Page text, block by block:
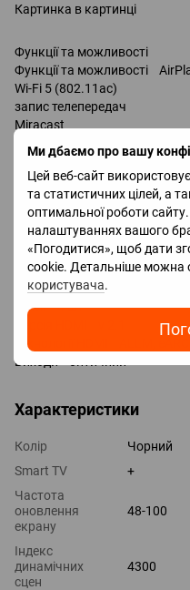
Ми дбаємо про вашу
Цей веб-сайт
та статистичних цілей, а
оптимальної роботи
налаштуваннях вашого
«Погодитися», щоб дати
cookie. Детальніше можна
користувача.
Картинка в картинці
Функції та можливості
Функції та можливості
Wi-Fi 5 (802.11ac)
запис телепередач
Miracast
Bluetooth v 5.2
підтримка DLNA
керування голосом
Amazon Alexa
Google Assistant
Bixby
Роз'єми
Входи USB 2 шт
LAN
HDMI 4 шт
Технології HDMI ALLM, eARC,
Виходи оптичний
Характеристики
Колір
Чорний
Smart TV
+
Частота
оновлення
екрану
48-100
Індекс
динамічних
сцен
4300